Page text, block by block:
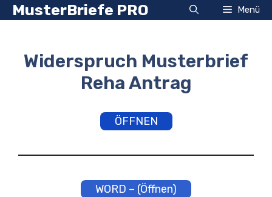
Zum
Inhalt
MusterBriefe PRO Menü
Widerspruch Musterbrief
Reha Antrag
ÖFFNEN
WORD – (Öffnen)